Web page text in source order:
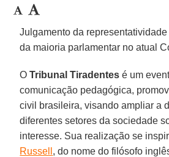
Julgamento da
da maioria parlamentar no atual
OTribunal Tiradentes é um
comunicação pedagógica,
civil brasileira, visando ampliar a
diferentes setores da sociedade
interesse. Sua realização se
Russell , do nome do filósofo